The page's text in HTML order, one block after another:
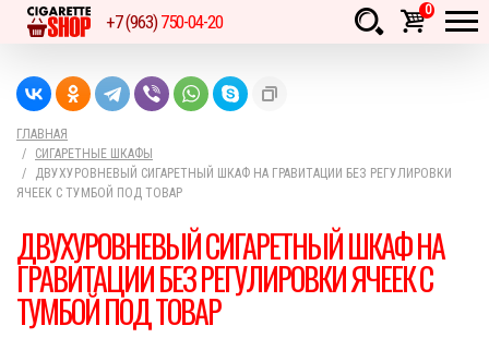
+7 (963)750-04-20
0
ГЛАВНАЯ
СИГАРЕТНЫЕ ШКАФЫ
ДВУХУРОВНЕВЫЙ СИГАРЕТНЫЙ ШКАФ НА ГРАВИТАЦИИ БЕЗ РЕГУЛИРОВКИ
ЯЧЕЕК С ТУМБОЙ ПОД ТОВАР
ДВУХУРОВНЕВЫЙ СИГАРЕТНЫЙ ШКАФ НА
ГРАВИТАЦИИ БЕЗ РЕГУЛИРОВКИ ЯЧЕЕК С
ТУМБОЙ ПОД ТОВАР